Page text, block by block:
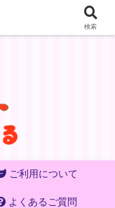
ご利用について
よくあるご質問
検索